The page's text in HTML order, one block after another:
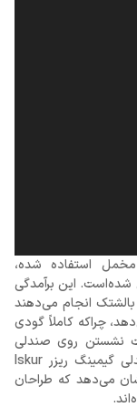
استفاده شده،
شده‌است. این برآمدگی
انجام می‌دهند
چراکه کاملاً گودی
نشستن روی صندلی
جلوگیری می‌کند. البته این برآمدگی برخلاف صندلی گیمینگ ریزر Iskur
می‌دهد که طراحان